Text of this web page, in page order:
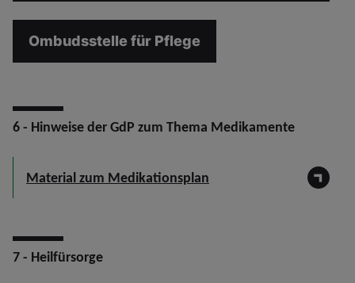
Ombudsstelle für Pflege
6 - Hinweise der GdP zum Thema Medikamente
Material zum Medikationsplan
7 - Heilfürsorge